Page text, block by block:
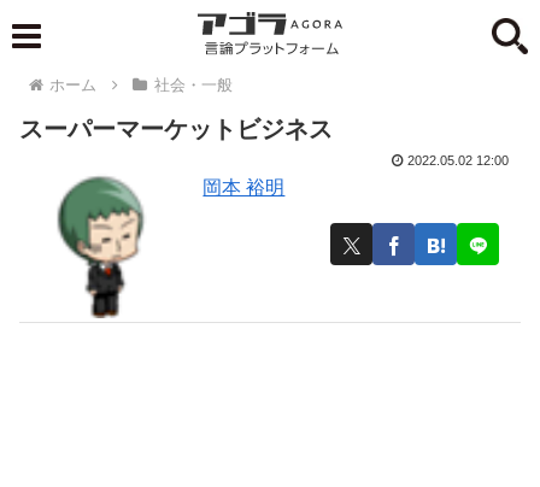
ホーム 社会・一般
スーパーマーケットビジネス
岡本 裕明
2022.05.02 12:00